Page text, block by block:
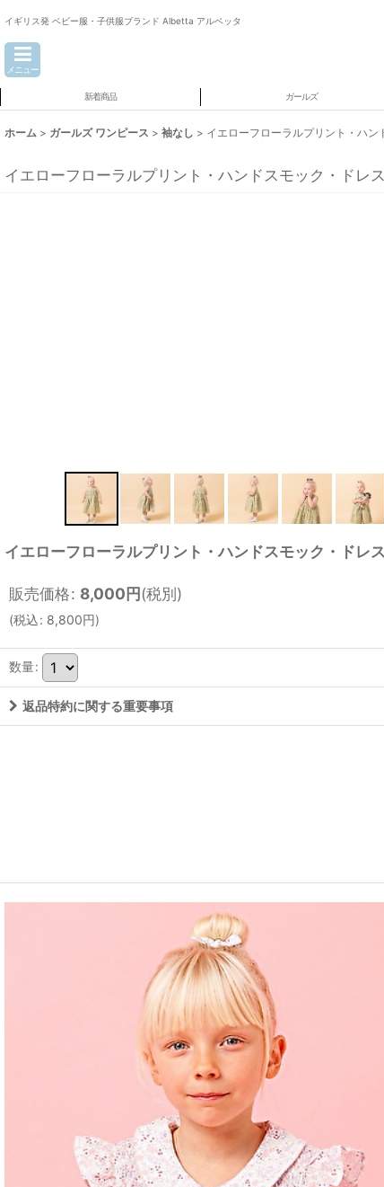
イギリス発 ベビー服・子供服ブランド Albetta アルベッタ
メニュー
新着商品 ガールズ
ホーム > ガールズ ワンピース > 袖なし > イエローフローラルプリント・ハ
イエローフローラルプリント・ハンドスモック・ドレ
イエローフローラルプリント・ハンドスモック・ド
販売価格: 8,000円(税別)
(税込: 8,800円)
数量:
返品特約に関する重要事項